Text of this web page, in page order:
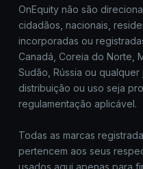
OnEquity não são
cidadãos, nacionais,
incorporadas ou
Canadá, Coreia do Norte,
Sudão, Rússia ou
distribuição ou uso seja
regulamentação aplicável.
Todas as marcas
pertencem aos seus
usados aqui apenas para